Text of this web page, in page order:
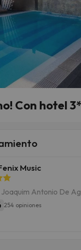
Con hotel
Music
Joaquim Antonio De
254 opiniones